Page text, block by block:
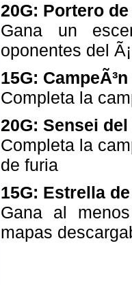
20G: Portero
Gana un
oponentes del
15G:
Completa la
20G: Sensei
Completa la
de furia
15G: Estrella
Gana al
mapas